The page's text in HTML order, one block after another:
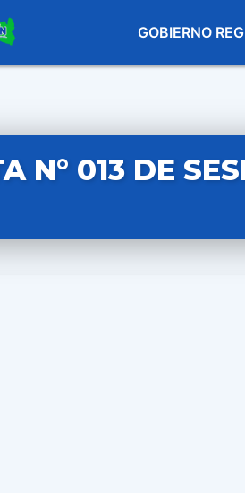
GOBIERNO
N° 013 DE